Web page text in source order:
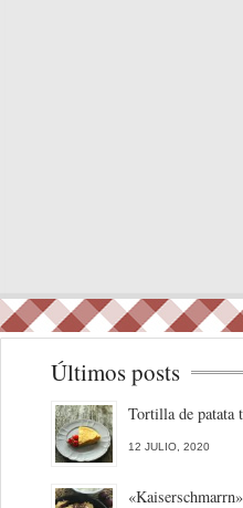
Últimos posts
Tortilla de patata
12 JULIO, 2020